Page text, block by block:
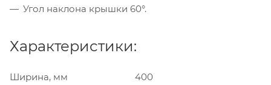
Угол наклона крышки 60°.
Характеристики:
Ширина, мм
400